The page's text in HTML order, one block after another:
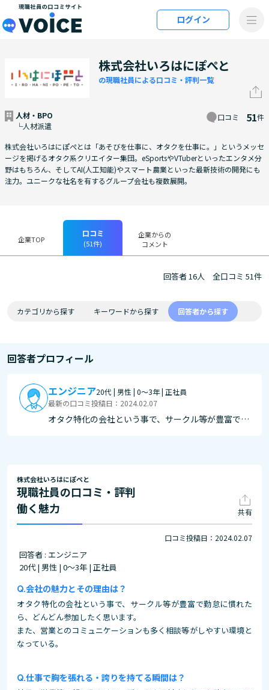
メインコンテンツにスキップ
ログイン
株式会社いろはにぽぺと
の現職社員による口コミ・評判一覧
人材・BPO
└人材派遣
口コミ 51件
株式会社いろはにぽぺとは「あそびを仕事に、オタクを仕事に。」というメッセ
ージを掲げるオタク系クリエイター集団。eSportsやVTuberといったエンタメ分
野はもちろん、そしてAI(人工知能)やスマート農業といった最新技術の開発にも
注力。ユニークな社名を有するグループ会社も複数展開。
企業TOP
口コミ
(51件)
企業からの
コメント
回答者 16人 全口コミ 51件
カテゴリから探す キーワードから探す 回答者から探す
回答者プロフィール
エンジニア20代 | 男性 | 0～3年 | 正社員
最新の口コミ投稿日：2024.02.07
オタク特化の会社という事で、サークル等が豊富で勤
株式会社いろはにぽぺと
現職社員の口コミ・評判
働く魅力
共有
口コミ投稿日：2024.02.07
回答者 : エンジニア
20代 | 男性 | 0～3年 | 正社員
会社の魅力とその理由は？
オタク特化の会社という事で、サークル等が豊富で勤怠に慣れた
ら、どんどん参加したく思います。
また、営業とのコミュニケーションも多く相談等がしやすい環境と
なっている。
仕事で胸を張れる・誇りを持てる瞬間は？